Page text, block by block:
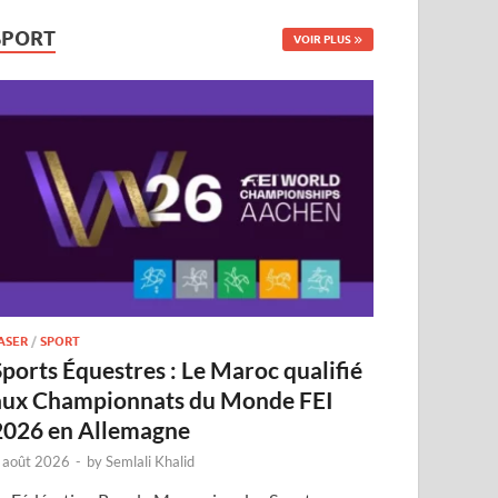
VOIR PLUS
/SPORT
Équestres : Le Maroc qualifié
Championnats du Monde FEI
en Allemagne
2026 - bySemlali Khalid